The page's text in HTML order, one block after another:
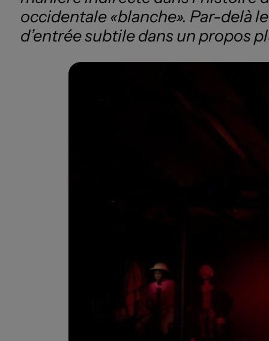
occidentale «blanche». Par-delà
d’entrée subtile dans un propos